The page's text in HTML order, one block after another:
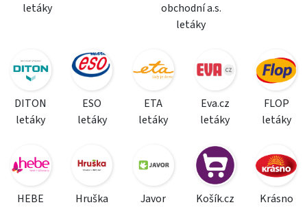
letáky
obchodní a.s.
letáky
DITON
letáky
ESO
letáky
ETA
letáky
Eva.cz
letáky
FLOP
letáky
HEBE
Hruška
Javor
Košík.cz
Krásno